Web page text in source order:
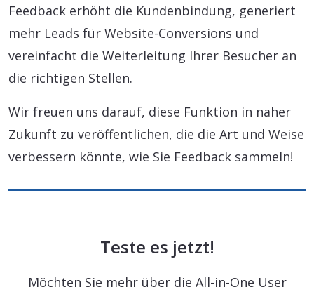
Feedback erhöht die Kundenbindung, generiert
mehr Leads für Website-Conversions und
vereinfacht die Weiterleitung Ihrer Besucher an
die richtigen Stellen.
Wir freuen uns darauf, diese Funktion in naher
Zukunft zu veröffentlichen, die die Art und Weise
verbessern könnte, wie Sie Feedback sammeln!
Teste es jetzt!
Möchten Sie mehr über die All-in-One User